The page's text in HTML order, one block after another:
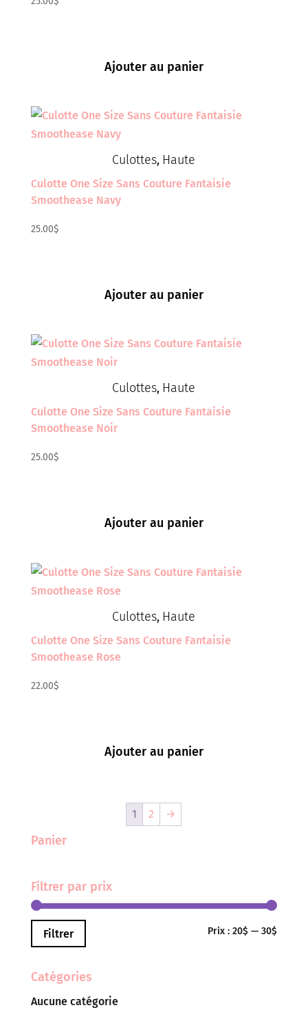
Ajouter au panier
Culottes, Haute
Culotte One Size Sans Couture Fantaisie
Smoothease Navy
25.00$
Ajouter au panier
Culottes, Haute
Culotte One Size Sans Couture Fantaisie
Smoothease Noir
25.00$
Ajouter au panier
Culottes, Haute
Culotte One Size Sans Couture Fantaisie
Smoothease Rose
22.00$
Ajouter au panier
1 2 →
Panier
Filtrer par prix
Filtrer Prix :20$ —30$
Catégories
Aucune catégorie